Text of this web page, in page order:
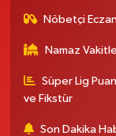
Nöbetçi
Namaz
Süper Lig
ve Fikstür
Son Dakika